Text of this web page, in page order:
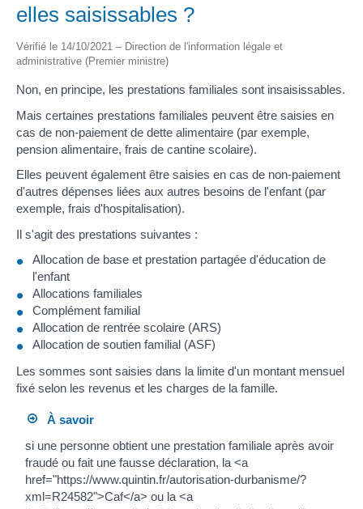
elles saisissables ?
Vérifié le 14/10/2021 – Direction de l'information légale et
administrative (Premier ministre)
Non, en principe, les prestations familiales sont insaisissables.
Mais certaines prestations familiales peuvent être saisies en
cas de non-paiement de dette alimentaire (par exemple,
pension alimentaire, frais de cantine scolaire).
Elles peuvent également être saisies en cas de non-paiement
d'autres dépenses liées aux autres besoins de l'enfant (par
exemple, frais d'hospitalisation).
Il s'agit des prestations suivantes :
Allocation de base et prestation partagée d'éducation de
l'enfant
Allocations familiales
Complément familial
Allocation de rentrée scolaire (ARS)
Allocation de soutien familial (ASF)
Les sommes sont saisies dans la limite d'un montant mensuel
fixé selon les revenus et les charges de la famille.
À savoir
si une personne obtient une prestation familiale après avoir
fraudé ou fait une fausse déclaration, la <a
href="https://www.quintin.fr/autorisation-durbanisme/?
xml=R24582">Caf</a> ou la <a